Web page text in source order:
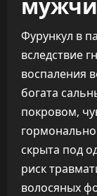
Фурункул в
вследствие
воспаления
богата
покровом,
скрыта под
риск
волосяных